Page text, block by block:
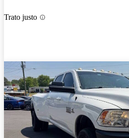
Trato justo